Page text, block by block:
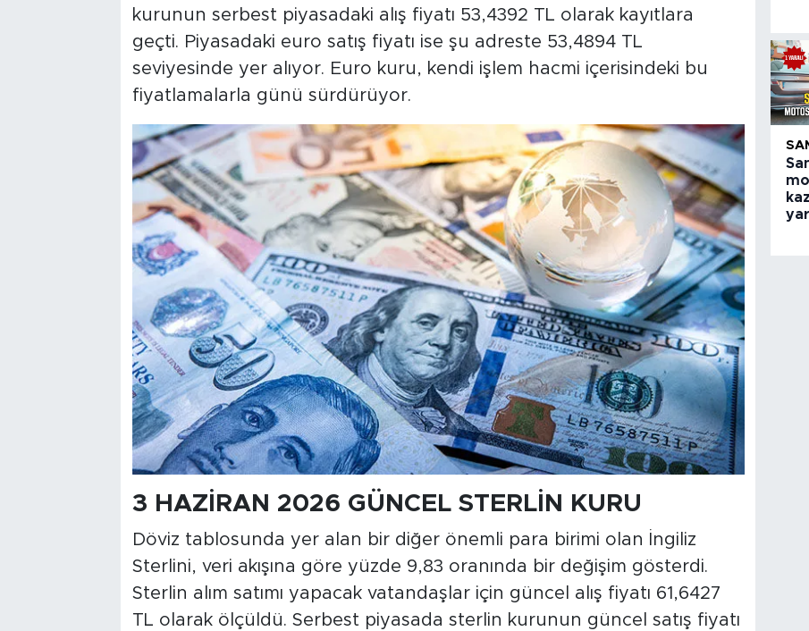
kurunun serbest piyasadaki alış fiyatı 53,4392 TL olarak kayıtlara
geçti. Piyasadaki euro satış fiyatı ise şu adreste 53,4894 TL
seviyesinde yer alıyor. Euro kuru, kendi işlem hacmi içerisindeki bu
fiyatlamalarla günü sürdürüyor.
3 HAZİRAN 2026 GÜNCEL STERLİN KURU
Döviz tablosunda yer alan bir diğer önemli para birimi olan İngiliz
Sterlini, veri akışına göre yüzde 9,83 oranında bir değişim gösterdi.
Sterlin alım satımı yapacak vatandaşlar için güncel alış fiyatı 61,6427
TL olarak ölçüldü. Serbest piyasada sterlin kurunun güncel satış fiyatı